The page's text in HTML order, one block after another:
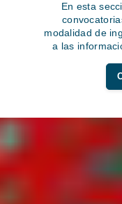
En esta
modalidad de
a las